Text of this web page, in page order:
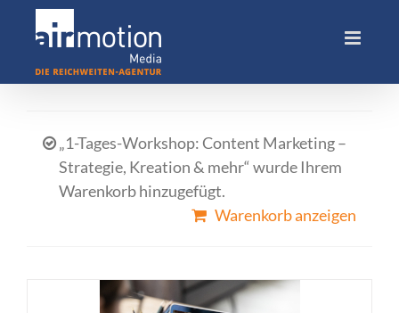
„1-Tages-Workshop: Content Marketing –
Strategie, Kreation & mehr“ wurde Ihrem
Warenkorb hinzugefügt.
Warenkorb anzeigen